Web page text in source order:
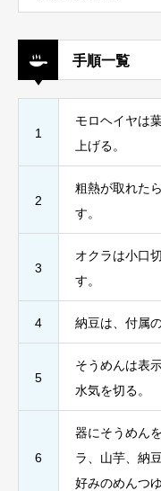
手順一覧
1
モロヘイヤは
上げる。
2
粗熱が取れた
す。
3
オクラは小口
す。
4 納豆は、付属
5
そうめんは表
水気を切る。
6
器にそうめん
ラ、山芋、納
好みのめんつ